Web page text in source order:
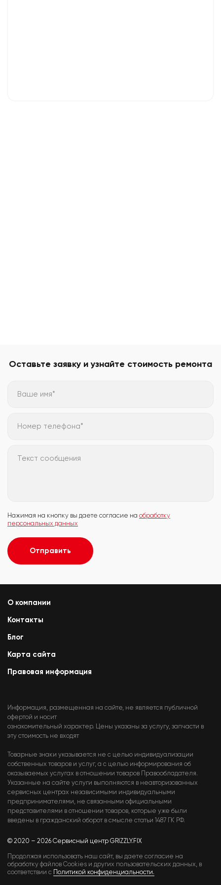
Оставьте заявку и узнайте стоимость ремонта
Ваше имя*
Номер телефона*
Текст сообщения
Нажимая на кнопку вы даете согласие на обработку
персональных данных
Отправить
О компании
Контакты
Блог
Карта сайта
Правовая информация
Информация, размещенная на сайте, не является публичной
офертой и носит
ознакомительный характер. Цены указаны за услугу, запчасти в
эту стоимость не входят
Товарные знаки указывается не с целью индивидуализации
собственных товаров и услуг, а с целью информирования об
оказываемых услугах в отношении товаров Правообладателя.
Указанные на сайте услуги выполняются в неавторизованных
сервисных центрах независимыми индивидуальными
предпринимателями, не связанными официальными
представителями в отношении товаров, которые уже были
введены в гражданский оборот в смысле статьи 1487 ГК РФ.
© 2020 – 2026 Сервисный центр GRIZZLY.FIX
Продолжая использовать наш сайт, вы даете согласие на
обработку файлов Cookies и других пользовательских данных, в
соответствии с Политикой конфиденциальности.